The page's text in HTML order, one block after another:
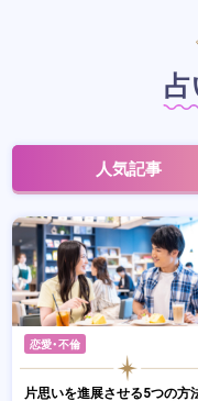
人気記事
恋愛・不倫
片思いを進展させる5つの方